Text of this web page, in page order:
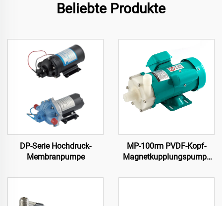
Beliebte Produkte
DP-Serie Hochdruck-
Membranpumpe
MP-100rm PVDF-Kopf-
Magnetkupplungspumpe
Leistung Starke